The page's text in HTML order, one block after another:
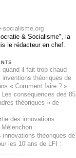
socialisme.org
& Socialisme", la
le rédacteur en chef.
quand il fait trop chaud
inventions théoriques de
« Comment faire ? »
conséquences des 85
théoriques » de
des innovations
:
innovations théoriques de
les 10 ans de LFI :